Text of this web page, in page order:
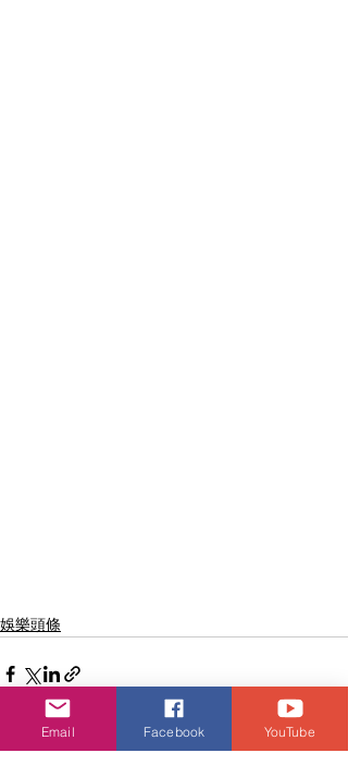
娛樂頭條
Email Facebook YouTube